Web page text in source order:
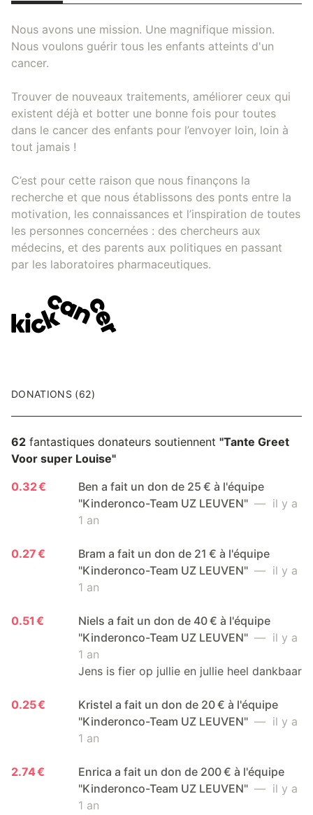
Nous avons une mission. Une magnifique mission.
Nous voulons guérir tous les enfants atteints d'un
cancer.
Trouver de nouveaux traitements, améliorer ceux qui
existent déjà et botter une bonne fois pour toutes
dans le cancer des enfants pour l’envoyer loin, loin à
tout jamais !
C’est pour cette raison que nous finançons la
recherche et que nous établissons des ponts entre la
motivation, les connaissances et l’inspiration de toutes
les personnes concernées : des chercheurs aux
médecins, et des parents aux politiques en passant
par les laboratoires pharmaceutiques.
DONATIONS (62)
62 fantastiques donateurs soutiennent "Tante Greet
Voor super Louise"
0.32 €
Ben a fait un don de 25 € à l'équipe
"Kinderonco-Team UZ LEUVEN" — il y a
1 an
0.27 €
Bram a fait un don de 21 € à l'équipe
"Kinderonco-Team UZ LEUVEN" — il y a
1 an
0.51 €
Niels a fait un don de 40 € à l'équipe
"Kinderonco-Team UZ LEUVEN" — il y a
1 an
Jens is fier op jullie en jullie heel dankbaar
0.25 €
Kristel a fait un don de 20 € à l'équipe
"Kinderonco-Team UZ LEUVEN" — il y a
1 an
2.74 €
Enrica a fait un don de 200 € à l'équipe
"Kinderonco-Team UZ LEUVEN" — il y a
1 an